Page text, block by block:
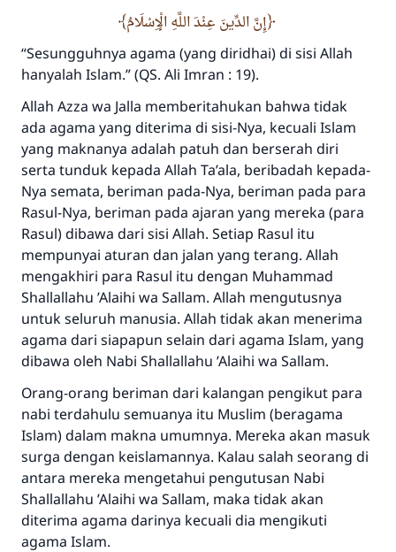
إِنَّ الدِّينَ عِنْدَ اللَّهِ الْإِسْلَامُ
“Sesungguhnya agama (yang diridhai) di sisi Allah
hanyalah Islam.”(QS. Ali Imran : 19).
Allah Azza wa Jalla memberitahukan bahwa tidak
ada agama yang diterima di sisi-Nya, kecuali Islam
yang maknanya adalah patuh dan berserah diri
serta tunduk kepada Allah Ta’ala, beribadah kepada-
Nya semata, beriman pada-Nya, beriman pada para
Rasul-Nya, beriman pada ajaran yang mereka (para
Rasul) dibawa dari sisi Allah. Setiap Rasul itu
mempunyai aturan dan jalan yang terang. Allah
mengakhiri para Rasul itu dengan Muhammad
Shallallahu ’Alaihi wa Sallam. Allah mengutusnya
untuk seluruh manusia. Allah tidak akan menerima
agama dari siapapun selain dari agama Islam, yang
dibawa oleh Nabi Shallallahu ’Alaihi wa Sallam.
Orang-orang beriman dari kalangan pengikut para
nabi terdahulu semuanya itu Muslim (beragama
Islam) dalam makna umumnya. Mereka akan masuk
surga dengan keislamannya. Kalau salah seorang di
antara mereka mengetahui pengutusan Nabi
Shallallahu ’Alaihi wa Sallam, maka tidak akan
diterima agama darinya kecuali dia mengikuti
agama Islam.